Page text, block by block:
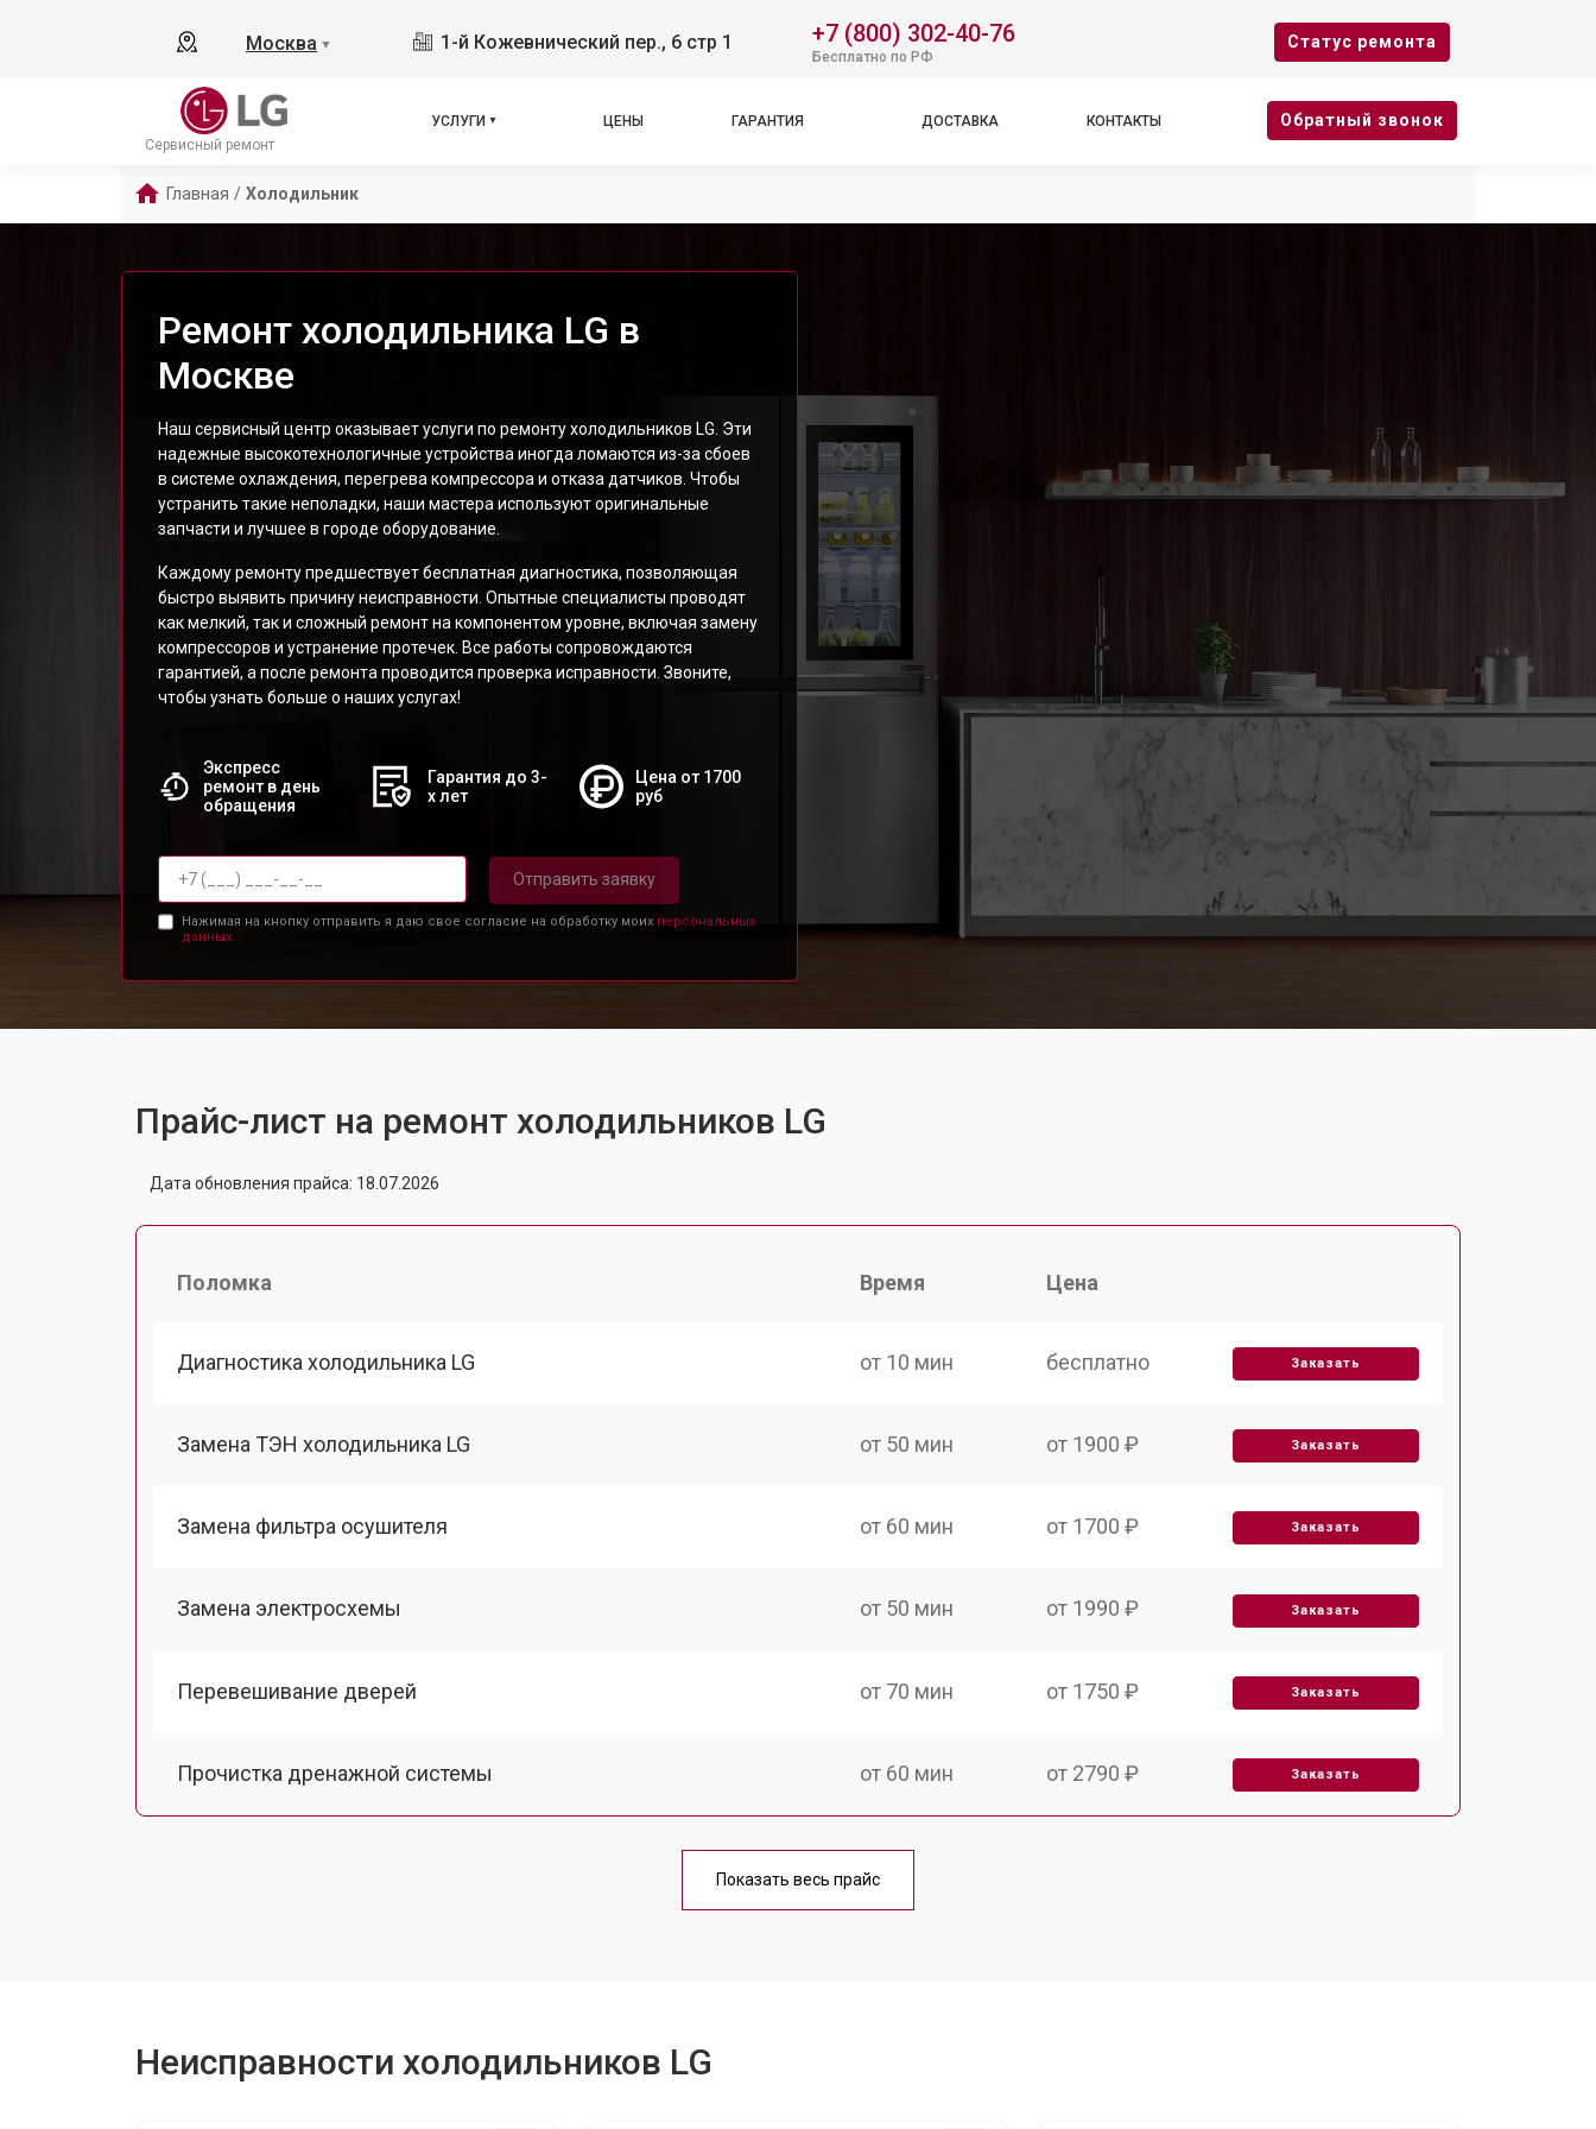
Москва ▼ 1-й Кожевнический пер., 6 стр 1 +7 (800) 302-40-76
Бесплатно по РФ
Cтатус ремонта
Сервисный ремонт
УСЛУГИ ЦЕНЫ ГАРАНТИЯ ДОСТАВКА КОНТАКТЫ Oбратный звонок
Главная / Холодильник
Ремонт холодильника LG в
Москве
Наш сервисный центр оказывает услуги по ремонту холодильников LG. Эти
надежные высокотехнологичные устройства иногда ломаются из-за сбоев
в системе охлаждения, перегрева компрессора и отказа датчиков. Чтобы
устранить такие неполадки, наши мастера используют оригинальные
запчасти и лучшее в городе оборудование.
Каждому ремонту предшествует бесплатная диагностика, позволяющая
быстро выявить причину неисправности. Опытные специалисты проводят
как мелкий, так и сложный ремонт на компонентом уровне, включая замену
компрессоров и устранение протечек. Все работы сопровождаются
гарантией, а после ремонта проводится проверка исправности. Звоните,
чтобы узнать больше о наших услугах!
Экспресс
ремонт в день
обращения
Гарантия до 3-
х лет
Цена от 1700
руб
Отправить заявку
Нажимая на кнопку отправить я даю свое согласие на обработку моих персональных
данных.
Прайс-лист на ремонт холодильников LG
Дата обновления прайса: 18.07.2026
Поломка Время Цена
Диагностика холодильника LG от 10 мин бесплатно Заказать
Замена ТЭН холодильника LG от 50 мин от 1900 ₽ Заказать
Замена фильтра осушителя от 60 мин от 1700 ₽ Заказать
Замена электросхемы от 50 мин от 1990 ₽ Заказать
Перевешивание дверей от 70 мин от 1750 ₽ Заказать
Прочистка дренажной системы от 60 мин от 2790 ₽ Заказать
от 60 мин
Показать весь прайс
Неисправности холодильников LG